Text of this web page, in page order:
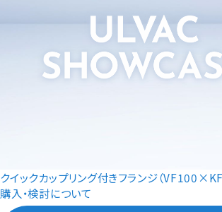
クイックカップリング付きフランジ（
購入・検討について